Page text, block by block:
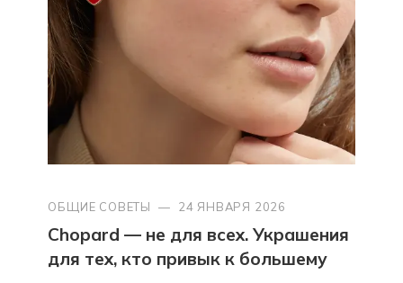
ОБЩИЕ СОВЕТЫ — 24 ЯНВАРЯ 2026
Chopard — не для всех. Украшения
для тех, кто привык к большему